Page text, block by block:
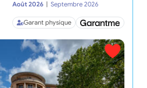
Août 2026
Septembre 2026
Garant physique